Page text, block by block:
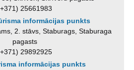
25661983
informācijas punkts
2. stāvs, Staburags, Staburaga
pagasts
29892925
informācijas punkts